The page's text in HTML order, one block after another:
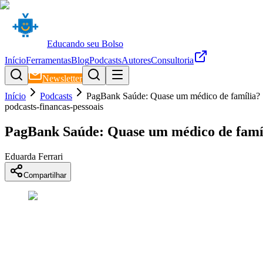
Educando seu Bolso
InícioFerramentasBlogPodcastsAutoresConsultoria
Newsletter
Início
Podcasts
PagBank Saúde: Quase um médico de família?
podcasts-financas-pessoais
PagBank Saúde: Quase um médico de
Eduarda Ferrari
Compartilhar